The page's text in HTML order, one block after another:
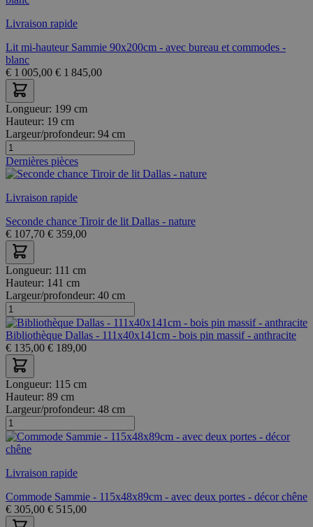
Livraison rapide
Lit mi-hauteur Sammie 90x200cm - avec bureau et commodes -
blanc
€ 1 005,00 € 1 845,00
Longueur: 199 cm
Hauteur: 19 cm
Largeur/profondeur: 94 cm
Dernières pièces
Livraison rapide
Seconde chance Tiroir de lit Dallas - nature
€ 107,70 € 359,00
Longueur: 111 cm
Hauteur: 141 cm
Largeur/profondeur: 40 cm
Bibliothèque Dallas - 111x40x141cm - bois pin massif - anthracite
€ 135,00 € 189,00
Longueur: 115 cm
Hauteur: 89 cm
Largeur/profondeur: 48 cm
Livraison rapide
Commode Sammie - 115x48x89cm - avec deux portes - décor chêne
€ 305,00 € 515,00